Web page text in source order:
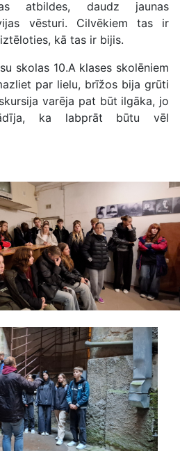
atbildes, daudz jaunas
vēsturi. Cilvēkiem tas ir
kā tas ir bijis.
skolas 10.A klases skolēniem
par lielu, brīžos bija grūti
varēja pat būt ilgāka, jo
ka labprāt būtu vēl